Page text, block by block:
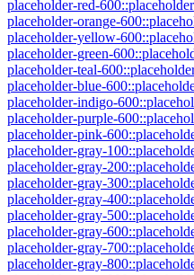
placeholder-red-600::placeholder
placeholder-orange-
placeholder-yellow-
placeholder-green-
placeholder-teal-
placeholder-blue-
placeholder-indigo-
placeholder-purple-
placeholder-pink-
placeholder-gray-
placeholder-gray-
placeholder-gray-
placeholder-gray-
placeholder-gray-
placeholder-gray-
placeholder-gray-
placeholder-gray-